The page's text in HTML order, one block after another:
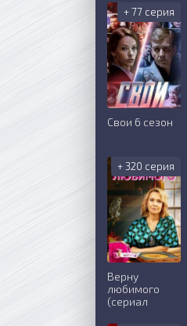
+ 77 серия
Свои 6 сезон
+ 320 серия
Верну
любимого
(сериал